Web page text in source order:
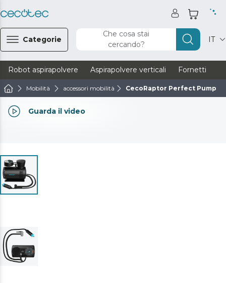
Categorie
Che cosa stai
cercando?
IT
Robot aspirapolvere Aspirapolvere verticali Fornetti
Mobilità accessori mobilità CecoRaptor Perfect Pump
Guarda il video